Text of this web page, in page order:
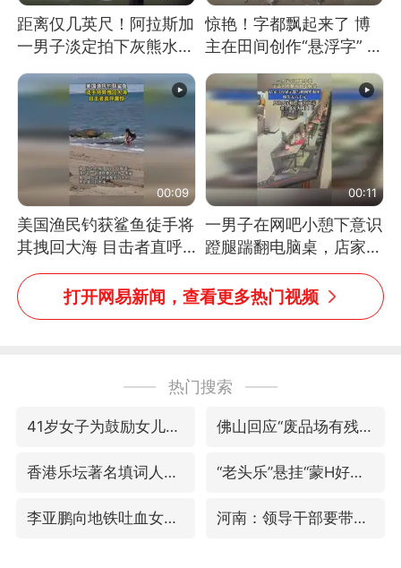
距离仅几英尺！阿拉斯加
一男子淡定拍下灰熊水中
捕食鲑鱼全程
惊艳！字都飘起来了 博
主在田间创作“悬浮字” 网
友：真·裸眼3D！
00:09
美国渔民钓获鲨鱼徒手将
其拽回大海 目击者直呼
震惊 （视频来源：参考
消息）
00:11
一男子在网吧小憩下意识
蹬腿踹翻电脑桌，店家3
台显示器与机械臂损坏
打开网易新闻，查看更多热门视频
热门搜索
41岁女子为鼓励女儿考上985研究生 佛山回应“废品场有残障务工人员”
香港乐坛著名填词人黎彼得去世 “老头乐”悬挂“蒙H好几个8”上路
李亚鹏向地铁吐血女孩捐99999元 河南：领导干部要带头休假